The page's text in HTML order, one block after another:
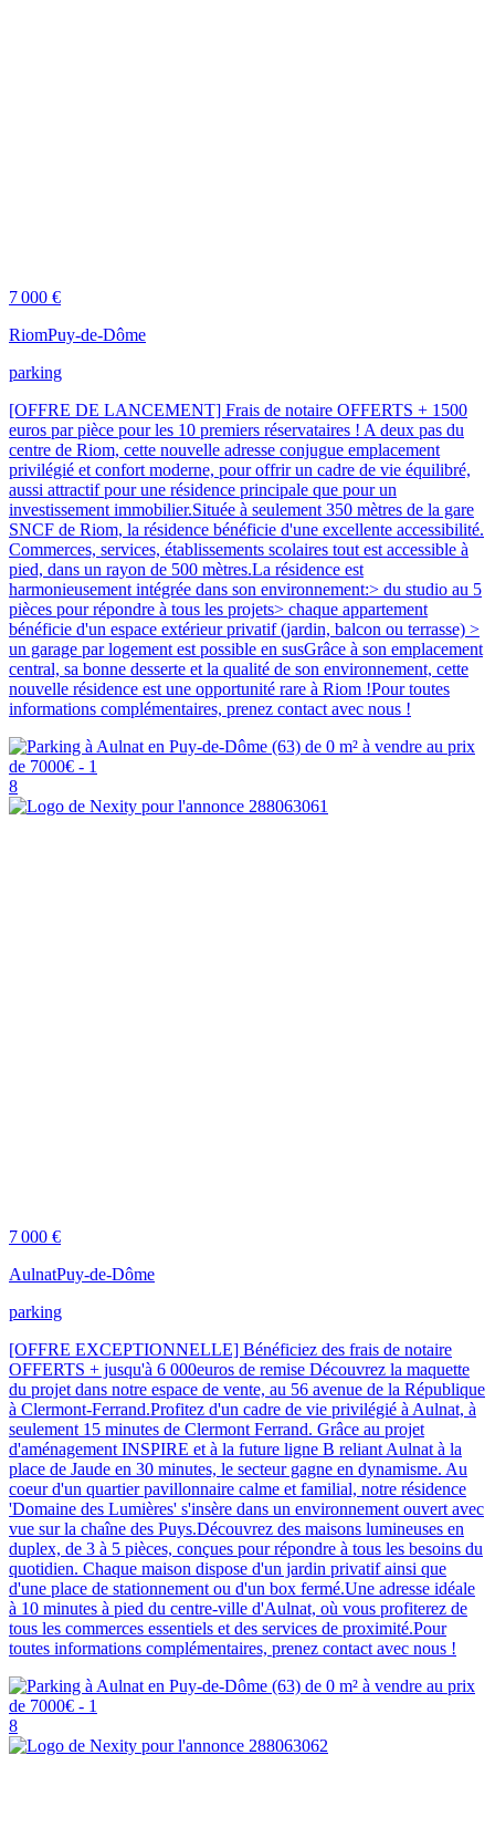
7 000 €
RiomPuy-de-Dôme
parking
[OFFRE DE LANCEMENT] Frais de notaire OFFERTS + 1500
euros par pièce pour les 10 premiers réservataires ! A deux pas du
centre de Riom, cette nouvelle adresse conjugue emplacement
privilégié et confort moderne, pour offrir un cadre de vie équilibré,
aussi attractif pour une résidence principale que pour un
investissement immobilier.Située à seulement 350 mètres de la gare
SNCF de Riom, la résidence bénéficie d'une excellente accessibilité.
Commerces, services, établissements scolaires tout est accessible à
pied, dans un rayon de 500 mètres.La résidence est
harmonieusement intégrée dans son environnement:> du studio au 5
pièces pour répondre à tous les projets> chaque appartement
bénéficie d'un espace extérieur privatif (jardin, balcon ou terrasse) >
un garage par logement est possible en susGrâce à son emplacement
central, sa bonne desserte et la qualité de son environnement, cette
nouvelle résidence est une opportunité rare à Riom !Pour toutes
informations complémentaires, prenez contact avec nous !
8
7 000 €
AulnatPuy-de-Dôme
parking
[OFFRE EXCEPTIONNELLE] Bénéficiez des frais de notaire
OFFERTS + jusqu'à 6 000euros de remise Découvrez la maquette
du projet dans notre espace de vente, au 56 avenue de la République
à Clermont-Ferrand.Profitez d'un cadre de vie privilégié à Aulnat, à
seulement 15 minutes de Clermont Ferrand. Grâce au projet
d'aménagement INSPIRE et à la future ligne B reliant Aulnat à la
place de Jaude en 30 minutes, le secteur gagne en dynamisme. Au
coeur d'un quartier pavillonnaire calme et familial, notre résidence
'Domaine des Lumières' s'insère dans un environnement ouvert avec
vue sur la chaîne des Puys.Découvrez des maisons lumineuses en
duplex, de 3 à 5 pièces, conçues pour répondre à tous les besoins du
quotidien. Chaque maison dispose d'un jardin privatif ainsi que
d'une place de stationnement ou d'un box fermé.Une adresse idéale
à 10 minutes à pied du centre-ville d'Aulnat, où vous profiterez de
tous les commerces essentiels et des services de proximité.Pour
toutes informations complémentaires, prenez contact avec nous !
8